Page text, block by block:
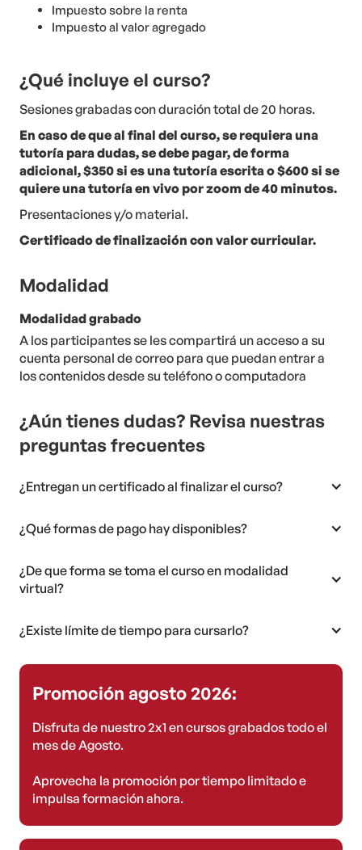
Impuesto sobre la renta
Impuesto al valor agregado
¿Qué incluye el curso?
Sesiones grabadas con duración total de 20 horas.
En caso de que al final del curso, se requiera una
tutoría para dudas, se debe pagar, de forma
adicional, $350 si es una tutoría escrita o $600 si se
quiere una tutoría en vivo por zoom de 40 minutos.
Presentaciones y/o material.
Certificado de finalización con valor curricular.
Modalidad
Modalidad grabado
A los participantes se les compartirá un acceso a su
cuenta personal de correo para que puedan entrar a
los contenidos desde su teléfono o computadora
¿Aún tienes dudas? Revisa nuestras
preguntas frecuentes
¿Entregan un certificado al finalizar el curso?
¿Qué formas de pago hay disponibles?
¿De que forma se toma el curso en modalidad
virtual?
¿Existe límite de tiempo para cursarlo?
Promoción agosto 2026:
Disfruta de nuestro 2x1 en cursos grabados todo el
mes de Agosto.
Aprovecha la promoción por tiempo limitado e
impulsa formación ahora.